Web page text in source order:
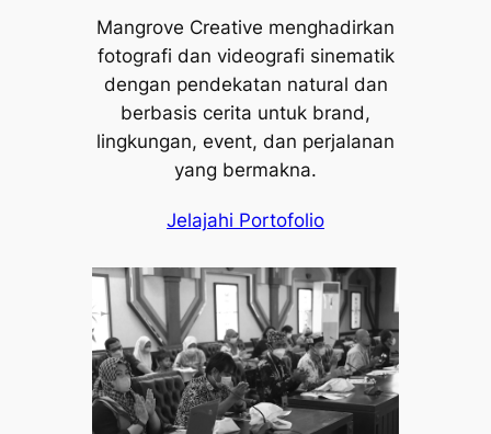
Mangrove Creative menghadirkan
fotografi dan videografi sinematik
dengan pendekatan natural dan
berbasis cerita untuk brand,
lingkungan, event, dan perjalanan
yang bermakna.
Jelajahi Portofolio